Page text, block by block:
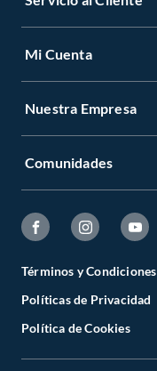
Mi Cuenta
Nuestra Empresa
Comunidades
Términos y Condiciones
Políticas de Privacidad
Política de Cookies